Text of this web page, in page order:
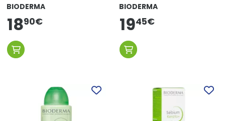
BIODERMA
1890€
BIODERMA
1945€